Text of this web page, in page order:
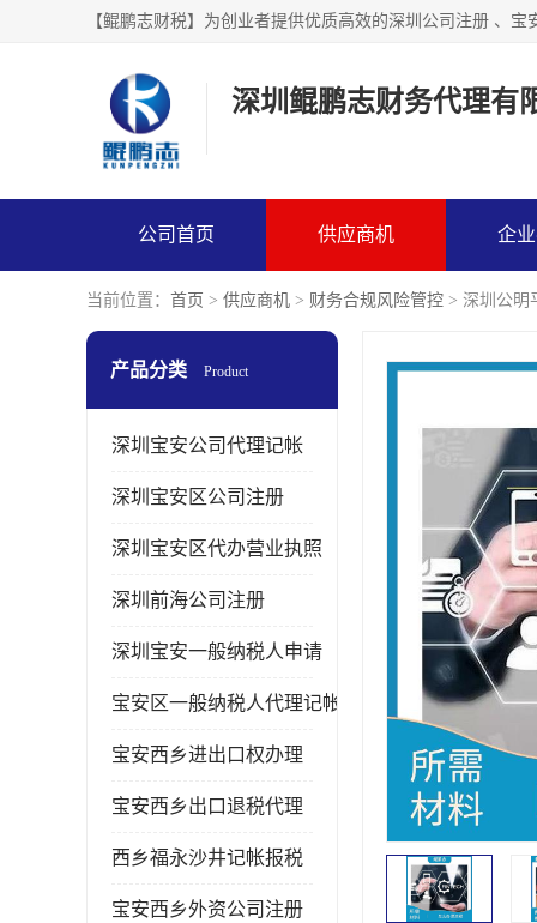
【鲲鹏志财税】为创业者提供优质高效的深圳公司注册 、
深圳鲲鹏志财务代理有
公司首页 供应商机 企
当前位置： 首页 > 供应商机 > 财务合规风险管控 > 深圳公明
产品分类 Product
深圳宝安公司代理记帐
深圳宝安区公司注册
深圳宝安区代办营业执照
深圳前海公司注册
深圳宝安一般纳税人申请
宝安区一般纳税人代理记帐
宝安西乡进出口权办理
宝安西乡出口退税代理
西乡福永沙井记帐报税
宝安西乡外资公司注册